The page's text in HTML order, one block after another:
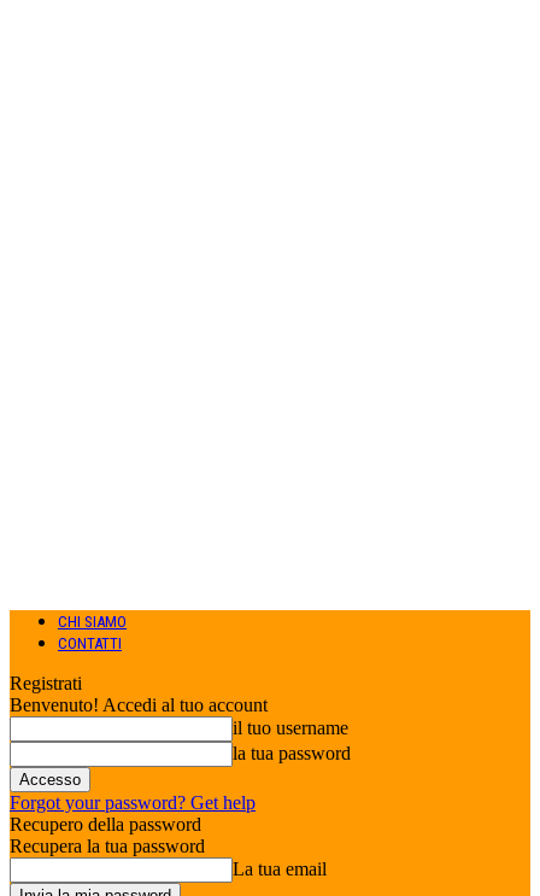
CHI SIAMO
CONTATTI
Registrati
Benvenuto! Accedi al tuo account
il tuo username
la tua password
Forgot your password? Get help
Recupero della password
Recupera la tua password
La tua email